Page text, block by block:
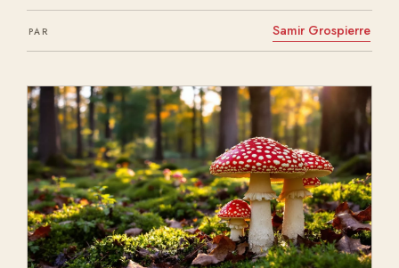
PAR Samir Grospierre